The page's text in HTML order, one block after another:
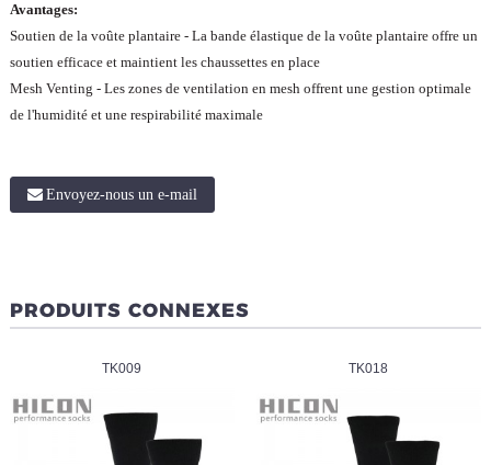
Avantages:
Soutien de la voûte plantaire - La bande élastique de la voûte plantaire offre un
soutien efficace et maintient les chaussettes en place
Mesh Venting - Les zones de ventilation en mesh offrent une gestion optimale
de l'humidité et une respirabilité maximale
Envoyez-nous un e-mail
PRODUITS CONNEXES
TK009 TK018